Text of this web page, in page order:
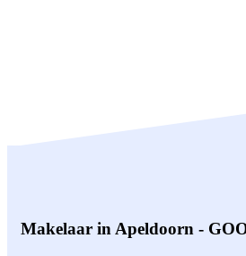
Makelaar in Apeldoorn -